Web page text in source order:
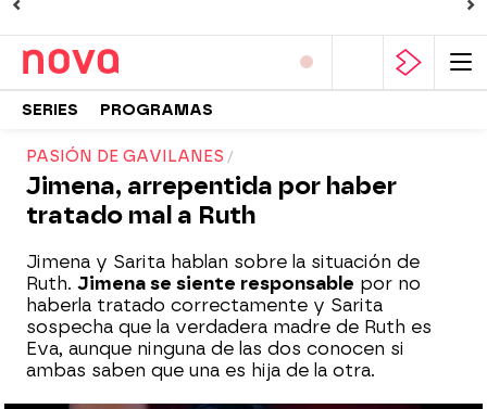
SERIES PROGRAMAS
PASIÓN DE GAVILANES
Jimena, arrepentida por haber
tratado mal a Ruth
Jimena y Sarita hablan sobre la situación de
Ruth. Jimena se siente responsable por no
haberla tratado correctamente y Sarita
sospecha que la verdadera madre de Ruth es
Eva, aunque ninguna de las dos conocen si
ambas saben que una es hija de la otra.